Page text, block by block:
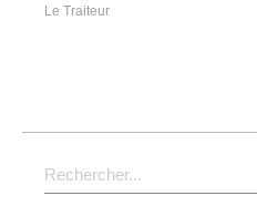
Le Traiteur
Rechercher